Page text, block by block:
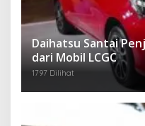
Daihatsu Santai
dari Mobil LCGC
1797 Dilihat